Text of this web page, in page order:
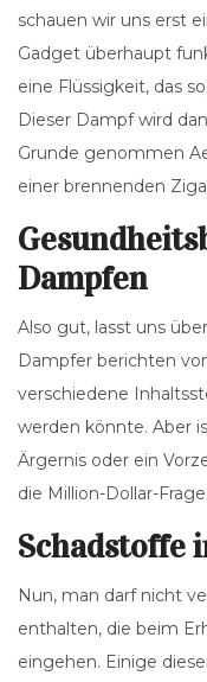
schauen wir uns erst
Gadget überhaupt
eine Flüssigkeit, das
Dieser Dampf wird
Grunde genommen
einer brennenden
Dampfen
Also gut, lasst uns
Dampfer berichten
verschiedene
werden könnte. Aber
Ärgernis oder ein
die Million-Dollar-Frage.
Schadstoffe
Nun, man darf nicht
enthalten, die beim
eingehen. Einige